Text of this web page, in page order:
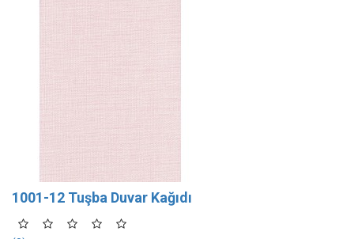
1001-12 Tuşba Duvar Kağıdı